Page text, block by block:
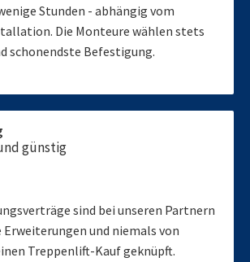
Stunden - abhängig vom
Die Monteure wählen stets
schonendste Befestigung.
günstig
sind bei unseren Partnern
und niemals von
Treppenlift-Kauf geknüpft.